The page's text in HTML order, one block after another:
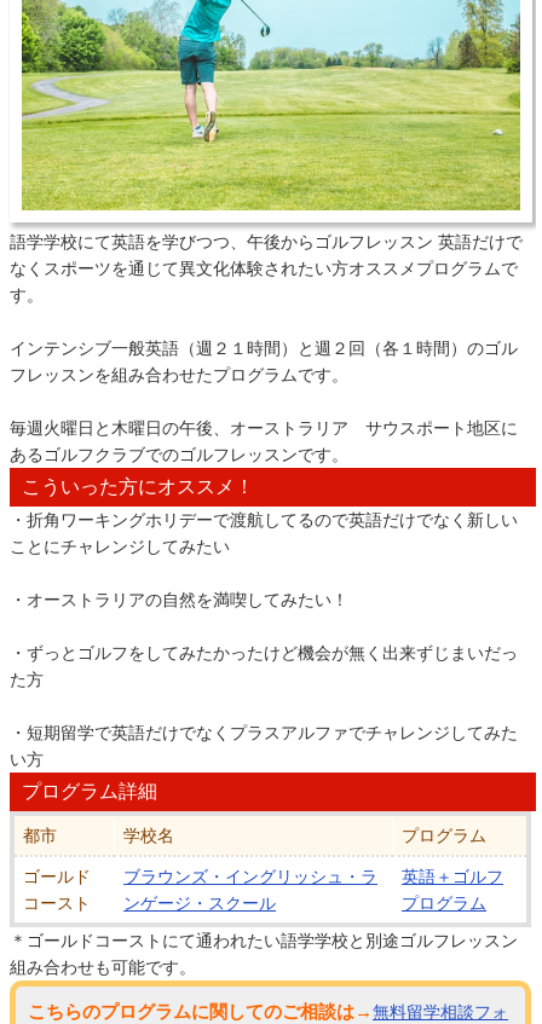
語学学校にて英語を学びつつ、午後からゴルフレッスン 英語だけで
なくスポーツを通じて異文化体験されたい方オススメプログラムで
す。
インテンシブ一般英語（週２１時間）と週２回（各１時間）のゴル
フレッスンを組み合わせたプログラムです。
毎週火曜日と木曜日の午後、オーストラリア サウスポート地区に
あるゴルフクラブでのゴルフレッスンです。
こういった方にオススメ！
・折角ワーキングホリデーで渡航してるので英語だけでなく新しい
ことにチャレンジしてみたい
・オーストラリアの自然を満喫してみたい！
・ずっとゴルフをしてみたかったけど機会が無く出来ずじまいだっ
た方
・短期留学で英語だけでなくプラスアルファでチャレンジしてみた
い方
プログラム詳細
都市 学校名 プログラム
ゴールド
コースト
ブラウンズ・イングリッシュ・ラ
ンゲージ・スクール
英語＋ゴルフ
プログラム
＊ゴールドコーストにて通われたい語学学校と別途ゴルフレッスン
組み合わせも可能です。
こちらのプログラムに関してのご相談は→無料留学相談フォ